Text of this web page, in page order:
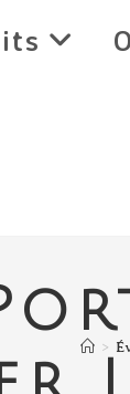
>